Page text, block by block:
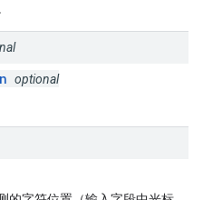
optional